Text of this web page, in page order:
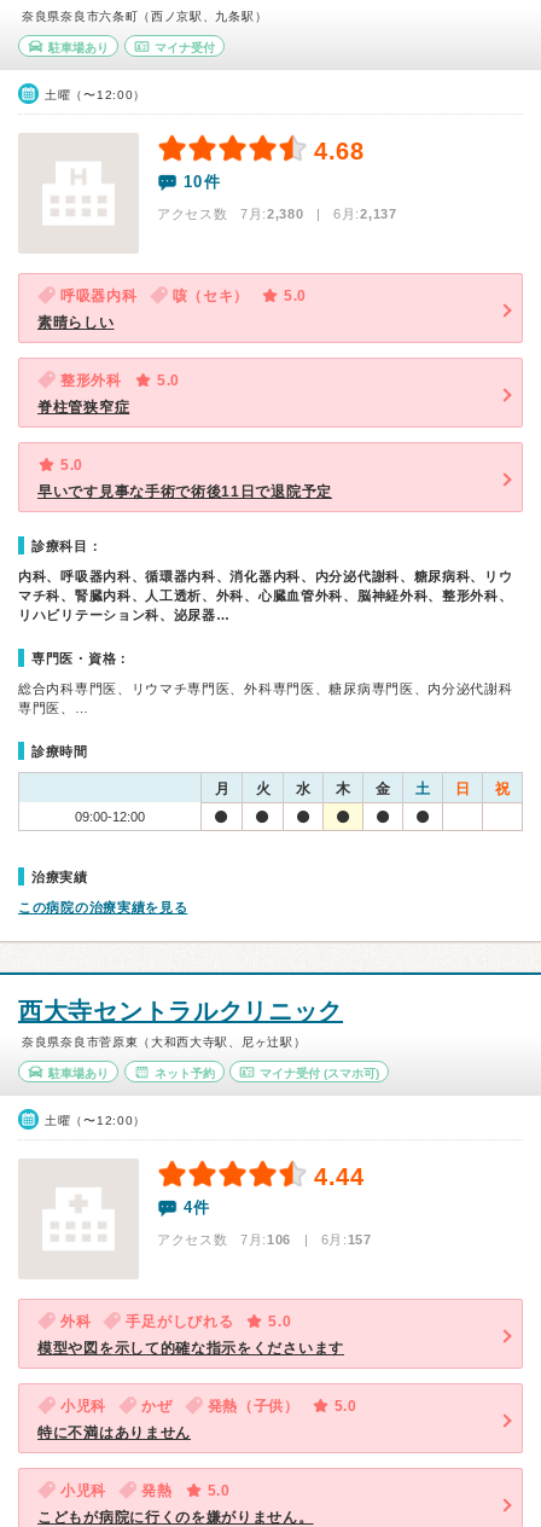
奈良県奈良市六条町（西ノ京駅、九条駅）
駐車場あり マイナ受付
土曜（〜12:00）
4.68
10件
アクセス数 7月:2,380 | 6月:2,137
呼吸器内科 咳（セキ）
5.0
素晴らしい
整形外科
5.0
脊柱管狭窄症
5.0
早いです見事な手術で術後11日で退院予定
診療科目：
内科、呼吸器内科、循環器内科、消化器内科、内分泌代謝科、糖尿病科、リウ
マチ科、腎臓内科、人工透析、外科、心臓血管外科、脳神経外科、整形外科、
リハビリテーション科、泌尿器…
専門医・資格：
総合内科専門医、リウマチ専門医、外科専門医、糖尿病専門医、内分泌代謝科
専門医、…
診療時間
月 火 水 木 金 土 日 祝
09:00-12:00
治療実績
この病院の治療実績を見る
西大寺セントラルクリニック
奈良県奈良市菅原東（大和西大寺駅、尼ヶ辻駅）
駐車場あり ネット予約 マイナ受付 (スマホ可)
土曜（〜12:00）
4.44
4件
アクセス数 7月:106 | 6月:157
外科 手足がしびれる
5.0
模型や図を示して的確な指示をくださいます
小児科 かぜ 発熱（子供）
5.0
特に不満はありません
小児科 発熱
5.0
こどもが病院に行くのを嫌がりません。